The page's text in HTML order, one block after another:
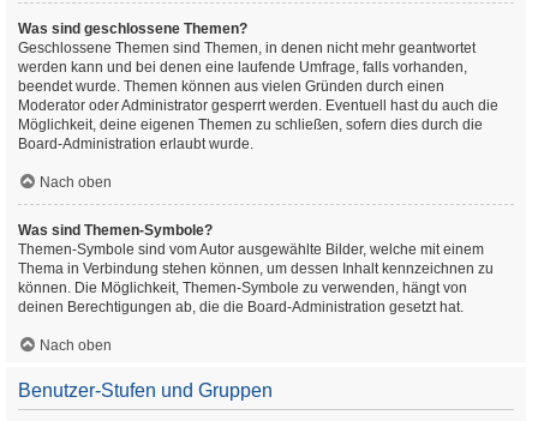
Was sind geschlossene Themen?
Geschlossene Themen sind Themen, in denen nicht mehr geantwortet
werden kann und bei denen eine laufende Umfrage, falls vorhanden,
beendet wurde. Themen können aus vielen Gründen durch einen
Moderator oder Administrator gesperrt werden. Eventuell hast du auch die
Möglichkeit, deine eigenen Themen zu schließen, sofern dies durch die
Board-Administration erlaubt wurde.
Nach oben
Was sind Themen-Symbole?
Themen-Symbole sind vom Autor ausgewählte Bilder, welche mit einem
Thema in Verbindung stehen können, um dessen Inhalt kennzeichnen zu
können. Die Möglichkeit, Themen-Symbole zu verwenden, hängt von
deinen Berechtigungen ab, die die Board-Administration gesetzt hat.
Nach oben
Benutzer-Stufen und Gruppen